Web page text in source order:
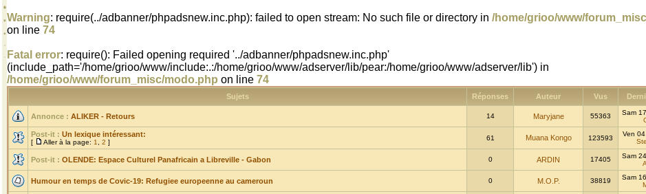
Warning: require(../adbanner/phpadsnew.inc.php): failed to open stream: No such file or directory in /home/grioo/www/
on line 74
Fatal error: require(): Failed opening required '../adbanner/phpadsnew.inc.php'
(include_path='/home/grioo/www/include:.:/home/grioo/www/adserver/lib/pear:/home/grioo/www/adserver/lib') in
/home/grioo/www/forum_misc/modo.php on line 74
Sujets Réponses Auteur Vus
Annonce : ALIKER - Retours 14 Maryjane 55363
Sam
Post-it : Un lexique intéressant:
[ Aller à la page: 1 2 ]
61 Muana Kongo 123593
Ven
Post-it : OLENDE: Espace Culturel Panafricain a Libreville - Gabon 0 ARDIN 17405
Sam
Humour en temps de Covic-19: Refugiee europeenne au cameroun 0 M.O.P. 38819
Sam